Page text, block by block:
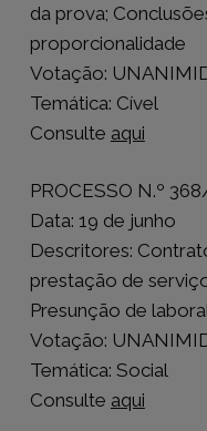
da prova;
proporcionalidade
Votação:
Temática: Cível
Consulte aqui
PROCESSO N.º
Data: 19 de junho
Descritores:
prestação de
Presunção de
Votação:
Temática: Social
Consulte aqui